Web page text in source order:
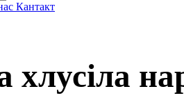
Кантакт
хлусіла